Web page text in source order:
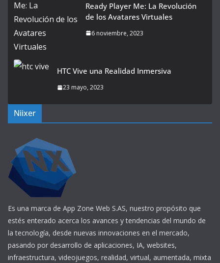
Ready Player Me: La Revolución
de los Avatares Virtuales
6 noviembre, 2023
HTC Vive una Realidad Inmersiva
23 mayo, 2023
Niixer
Es una marca de App Zone Web S.AS, nuestro propósito que
estés enterado acerca los avances y tendencias del mundo de
la tecnología, desde nuevas innovaciones en el mercado,
pasando por desarrollo de aplicaciones, IA, websites,
infraestructura, videojuegos, realidad, virtual, aumentada, mixta